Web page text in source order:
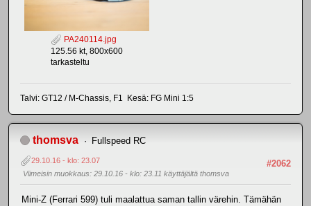
PA240114.jpg
125.56 kt, 800x600
tarkasteltu
Talvi: GT12 / M-Chassis, F1 Kesä: FG Mini 1:5
thomsva Fullspeed RC
#2062
29.10.16 - klo: 23.07
Viimeisin muokkaus: 29.10.16 - klo: 23.11 käyttäjältä thomsva
Mini-Z (Ferrari 599) tuli maalattua saman tallin värehin. Tämähän